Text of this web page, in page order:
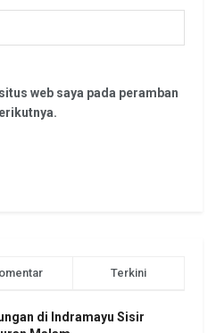
web saya pada peramban
Terkini
di Indramayu Sisir